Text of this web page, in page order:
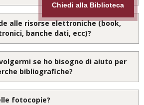
alle risorse elettroniche (book,
banche dati, ecc)?
se ho bisogno di aiuto per
bibliografiche?
fotocopie?
Chiedi alla Biblioteca